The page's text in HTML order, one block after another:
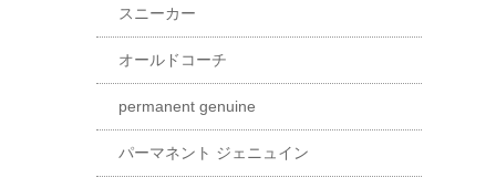
スニーカー
オールドコーチ
permanent genuine
パーマネント ジェニュイン